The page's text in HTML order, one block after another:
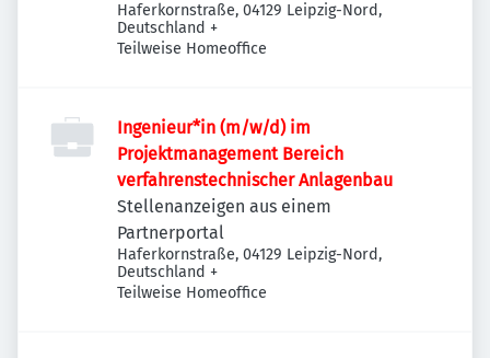
Haferkornstraße, 04129 Leipzig-Nord,
Deutschland +
Teilweise Homeoffice
Ingenieur*in (m/w/d) im
Projektmanagement Bereich
verfahrenstechnischer Anlagenbau
Stellenanzeigen aus einem
Partnerportal
Haferkornstraße, 04129 Leipzig-Nord,
Deutschland +
Teilweise Homeoffice